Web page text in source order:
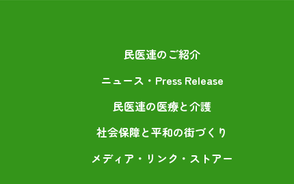
民医連のご紹介
ニュース・Press Release
民医連の医療と介護
社会保障と平和の街づくり
メディア・リンク・ストアー